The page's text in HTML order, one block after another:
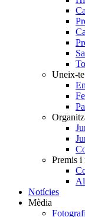
Uneix-te
Premis i
Notícies
Mèdia